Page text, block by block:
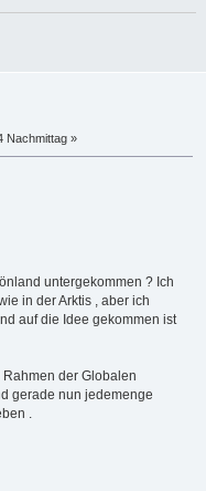
Nachmittag »
untergekommen ? Ich
in der Arktis , aber ich
auf die Idee gekommen ist
der Globalen
gerade nun jedemenge
.